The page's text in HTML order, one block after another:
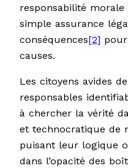
responsabilité morale
simple assurance
conséquences[2]
causes.
Les citoyens avides
responsables
à chercher la vérité
et technocratique de
puisant leur logique
dans l’opacité des